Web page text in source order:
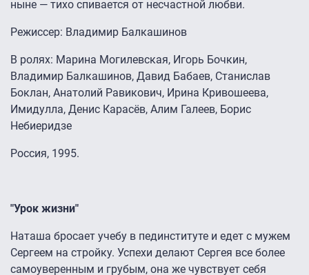
ныне — тихо спивается от несчастной любви.
Режиссер: Владимир Балкашинов
В ролях: Марина Могилевская, Игорь Бочкин,
Владимир Балкашинов, Давид Бабаев, Станислав
Боклан, Анатолий Равикович, Ирина Кривошеева,
Имидулла, Денис Карасёв, Алим Галеев, Борис
Небиеридзе
Россия, 1995.
"Урок жизни"
Наташа бросает учебу в пединституте и едет с мужем
Сергеем на стройку. Успехи делают Сергея все более
самоуверенным и грубым, она же чувствует себя